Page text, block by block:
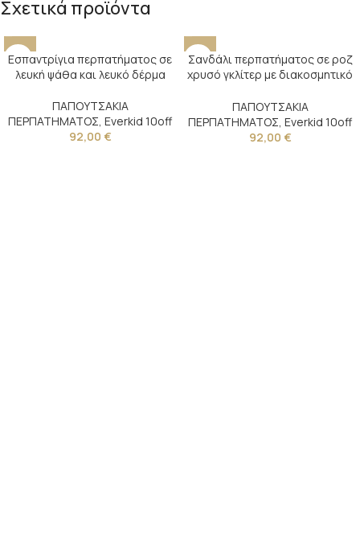
Σχετικά προϊόντα
Εσπαντρίγια περπατήματος σε
λευκή ψάθα και λευκό δέρμα
ΠΑΠΟΥΤΣΑΚΙΑ
ΠΕΡΠΑΤΗΜΑΤΟΣ, Everkid 10off
92,00 €
Σανδάλι περπατήματος σε ροζ
χρυσό γκλίτερ με διακοσμητικό
ΠΑΠΟΥΤΣΑΚΙΑ
ΠΕΡΠΑΤΗΜΑΤΟΣ, Everkid 10off
92,00 €